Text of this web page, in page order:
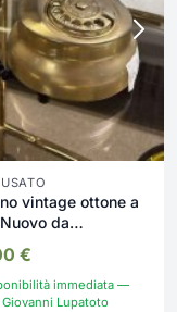
vintage ottone a
da
€
immediata —
Giovanni Lupatoto